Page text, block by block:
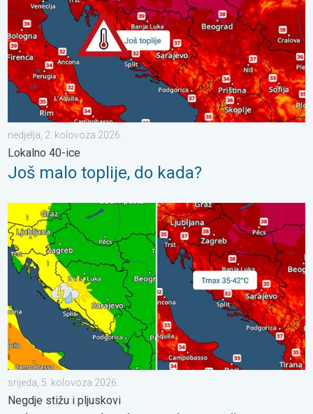
nedjelja, 2. kolovoza 2026.
Lokalno 40-ice
Još malo toplije, do kada?
Vrhunac toplinskog vala. Svježije u petak. Negdje stižu i
srijeda, 5. kolovoza 2026.
Negdje stižu i pljuskovi